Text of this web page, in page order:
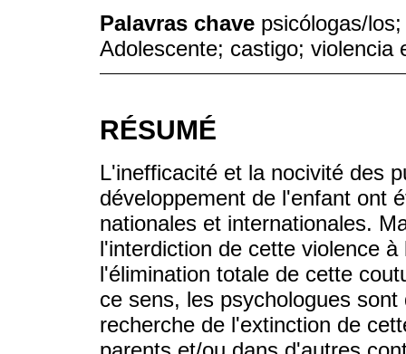
Palavras chave psicólogas/
Adolescente; castigo; violencia
RÉSUMÉ
L'inefficacité et la nocivité des
développement de l'enfant ont
nationales et internationales.
l'interdiction de cette violence
l'élimination totale de cette
ce sens, les psychologues
recherche de l'extinction de